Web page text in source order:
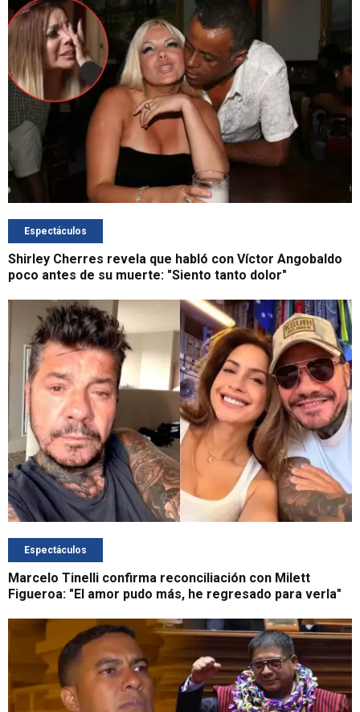
Espectáculos
Shirley Cherres revela que habló con Víctor Angobaldo
poco antes de su muerte: "Siento tanto dolor"
Espectáculos
Marcelo Tinelli confirma reconciliación con Milett
Figueroa: "El amor pudo más, he regresado para verla"